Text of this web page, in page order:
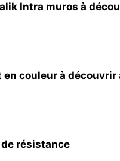
Intra muros à
couleur à découvrir
résistance